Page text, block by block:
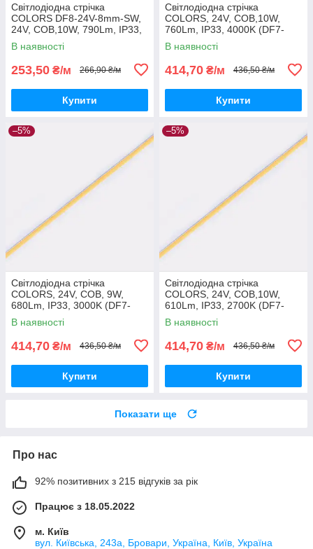
Світлодіодна стрічка
COLORS DF8-24V-8mm-SW,
24V, COB,10W, 790Lm, IP33,
2700K
В наявності
253,50 ₴/м 266,90 ₴/м
Купити
Світлодіодна стрічка
COLORS, 24V, COB,10W,
760Lm, IP33, 4000K (DF7-
24V-4mm-NW)
В наявності
414,70 ₴/м 436,50 ₴/м
Купити
–5%
Світлодіодна стрічка
COLORS, 24V, COB, 9W,
680Lm, IP33, 3000K (DF7-
24V-4mm-WW)
В наявності
414,70 ₴/м 436,50 ₴/м
Купити
–5%
Світлодіодна стрічка
COLORS, 24V, COB,10W,
610Lm, IP33, 2700K (DF7-
24V-4mm-SW)
В наявності
414,70 ₴/м 436,50 ₴/м
Купити
Показати ще
Про нас
92% позитивних з 215 відгуків за рік
Працює з 18.05.2022
м. Київ
вул. Київська, 243а, Бровари, Україна, Київ, Україна